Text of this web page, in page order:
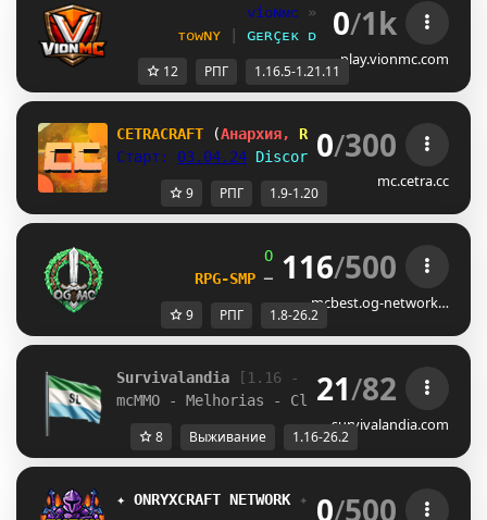
ᴠiᴏɴᴍᴄ »
1.16.5 - 1.21.11
ᴛᴏᴡɴʏ
ɢᴇʀçᴇᴋ ᴅüɴʏᴀ ʜᴀʀɪᴛᴀʟɪ
0/1k
play.vionmc.com
12 РПГ 1.16.5-1.21.11
CETRACRAFT (Анархия, RPG, PVP, Игры,
Старт: 03.04.24 Discord: dsc.gg/mcetra
0/300
mc.cetra.cc
9 РПГ 1.9-1.20
OG -Network | 1.8 - 26.2
RPG-SMP ─ CIV FACTIONS ─ SMP
116/500
mcbest.og-network…
9 РПГ 1.8-26.2
Survivalandia
[1.16 - 26.2]
mcMMO - Melhorias - Clãs - Eventos
21/82
survivalandia.com
8 Выживание 1.16-26.2
✦ ONRYXCRAFT NETWORK ✦ [1.8-26.2
0/500